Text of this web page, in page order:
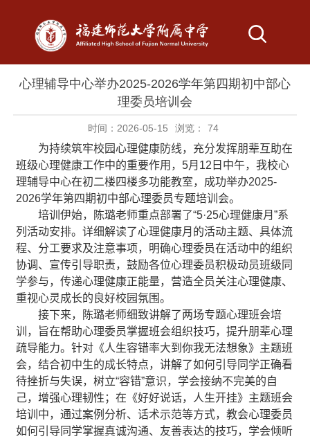
心理辅导中心举办2025-2026学年第四期初中部心
理委员培训会
时间：2026-05-15 浏览： 74
为持续筑牢校园心理健康防线，充分发挥朋辈互助在
班级心理健康工作中的重要作用，5月 12 日中午，我校心
理辅导中心在初二楼四楼多功能教室，成功举办2025-
2026学年第四期初中部心理委员专题培训会。
培训伊始，
陈璐老师重点部署了“5·25心理健康月”系
列活动安排。详细解读了心理健康月的活动主题、具体流
程、分工要求及注意事项，明确心理委员在活动中的组织
协调、宣传引导职责，鼓励各位心理委员积极动员班级同
学参与，传递心理健康正能量，营造全员关注心理健康、
重视心灵成长的良好校园氛围。
接下来，陈璐老师细致讲解了两场专题心理班会培
训，旨在帮助心理委员掌握班会组织技巧，提升朋辈心理
疏导能力。针对《人生容错率大到你我无法想象》主题班
会，结合初中生的成长特点，讲解了如何引导同学正确看
待挫折与失误，树立“容错”意识，学会接纳不完美的自
己，增强心理韧性；在《好好说话，人生开挂》主题班会
培训中，通过案例分析、话术示范等方式，教会心理委员
如何引导同学掌握真诚沟通、友善表达的技巧，学会倾听